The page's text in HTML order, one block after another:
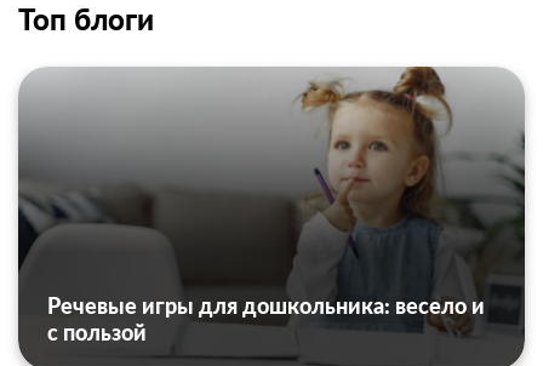
Топ блоги
Речевые игры для дошкольника: весело и
с пользой